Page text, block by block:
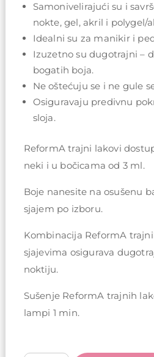
Samonivelirajući su i
nokte, gel, akril i polygel/
Idealni su za manikir i
Izuzetno su dugotrajni –
bogatih boja.
Ne oštećuju se i ne gule
Osiguravaju predivnu
sloja.
ReformA trajni lakovi
neki i u bočicama od 3 ml.
Boje nanesite na osušenu
sjajem po izboru.
Kombinacija ReformA
sjajevima osigurava
noktiju.
Sušenje ReformA trajnih
lampi 1 min.